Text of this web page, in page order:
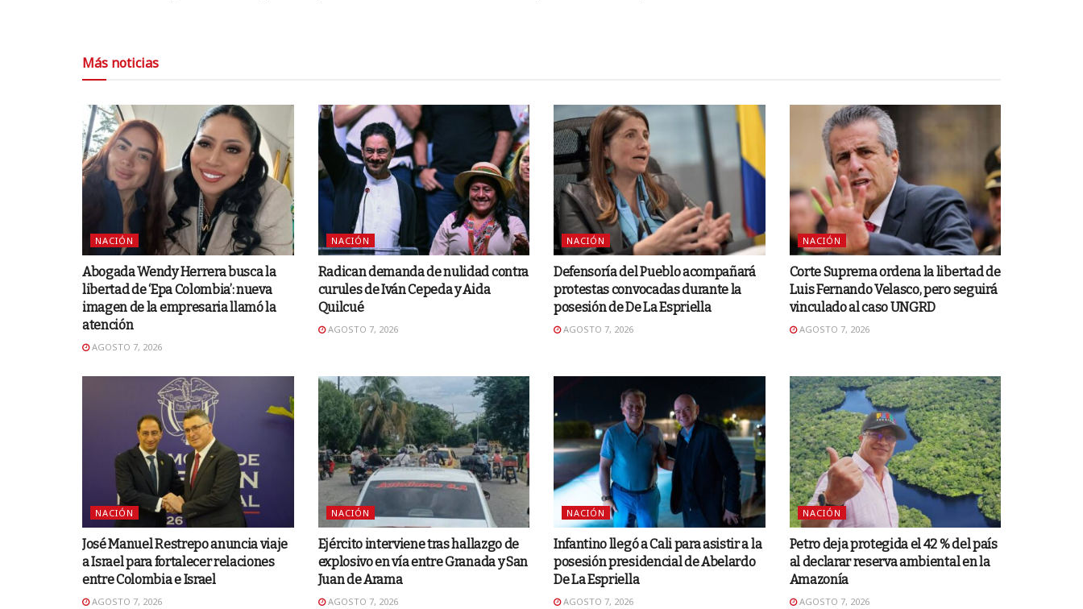
Más noticias
NACIÓN
Abogada Wendy Herrera busca la
libertad de ‘Epa Colombia’: nueva
imagen de la empresaria llamó la
atención
AGOSTO 7, 2026
NACIÓN
Radican demanda de nulidad contra
curules de Iván Cepeda y Aida
Quilcué
AGOSTO 7, 2026
NACIÓN
Defensoría del Pueblo acompañará
protestas convocadas durante la
posesión de De La Espriella
AGOSTO 7, 2026
NACIÓN
Corte Suprema ordena la libertad de
Luis Fernando Velasco, pero seguirá
vinculado al caso UNGRD
AGOSTO 7, 2026
NACIÓN
José Manuel Restrepo anuncia viaje
a Israel para fortalecer relaciones
entre Colombia e Israel
AGOSTO 7, 2026
NACIÓN
Ejército interviene tras hallazgo de
explosivo en vía entre Granada y San
Juan de Arama
AGOSTO 7, 2026
NACIÓN
Infantino llegó a Cali para asistir a la
posesión presidencial de Abelardo
De La Espriella
AGOSTO 7, 2026
NACIÓN
Petro deja protegida el 42 % del país
al declarar reserva ambiental en la
Amazonía
AGOSTO 7, 2026